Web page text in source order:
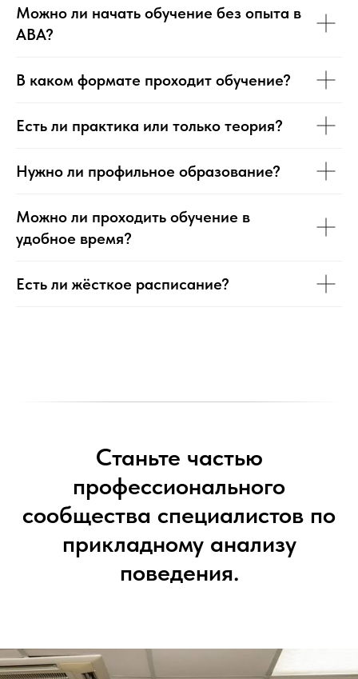
Можно ли начать обучение без опыта в
ABA?
В каком формате проходит обучение?
Есть ли практика или только теория?
Нужно ли профильное образование?
Можно ли проходить обучение в
удобное время?
Есть ли жёсткое расписание?
Станьте частью
профессионального
сообщества специалистов по
прикладному анализу
поведения.